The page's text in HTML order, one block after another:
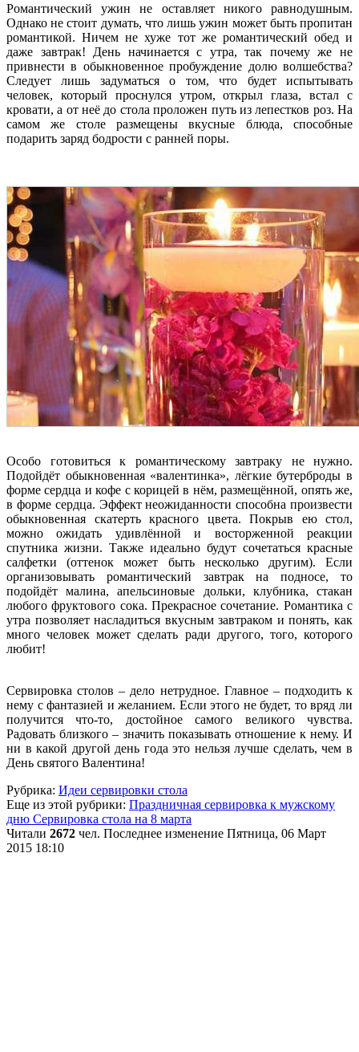
Романтический ужин не оставляет никого равнодушным.
Однако не стоит думать, что лишь ужин может быть пропитан
романтикой. Ничем не хуже тот же романтический обед и
даже завтрак! День начинается с утра, так почему же не
привнести в обыкновенное пробуждение долю волшебства?
Следует лишь задуматься о том, что будет испытывать
человек, который проснулся утром, открыл глаза, встал с
кровати, а от неё до стола проложен путь из лепестков роз. На
самом же столе размещены вкусные блюда, способные
подарить заряд бодрости с ранней поры.
Особо готовиться к романтическому завтраку не нужно.
Подойдёт обыкновенная «валентинка», лёгкие бутерброды в
форме сердца и кофе с корицей в нём, размещённой, опять же,
в форме сердца. Эффект неожиданности способна произвести
обыкновенная скатерть красного цвета. Покрыв ею стол,
можно ожидать удивлённой и восторженной реакции
спутника жизни. Также идеально будут сочетаться красные
салфетки (оттенок может быть несколько другим). Если
организовывать романтический завтрак на подносе, то
подойдёт малина, апельсиновые дольки, клубника, стакан
любого фруктового сока. Прекрасное сочетание. Романтика с
утра позволяет насладиться вкусным завтраком и понять, как
много человек может сделать ради другого, того, которого
любит!
Сервировка столов – дело нетрудное. Главное – подходить к
нему с фантазией и желанием. Если этого не будет, то вряд ли
получится что-то, достойное самого великого чувства.
Радовать близкого – значить показывать отношение к нему. И
ни в какой другой день года это нельзя лучше сделать, чем в
День святого Валентина!
Рубрика: Идеи сервировки стола
Еще из этой рубрики: Праздничная сервировка к мужскому
дню Сервировка стола на 8 марта
Читали 2672 чел. Последнее изменение Пятница, 06 Март
2015 18:10